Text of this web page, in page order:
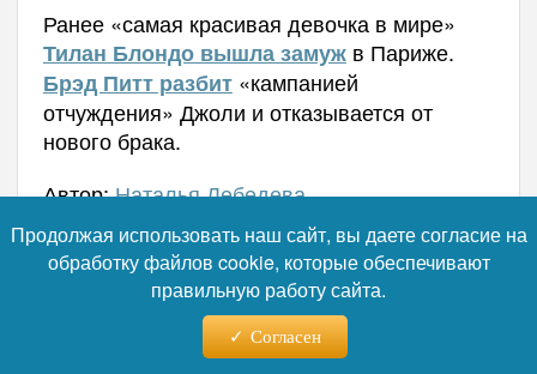
Ранее «самая красивая девочка в мире»
Тилан Блондо вышла замужв Париже.
Брэд Питт разбит «кампанией
отчуждения» Джоли и отказывается от
нового брака.
Автор:Наталья Лебедева
Читайте нас в телеграм
Продолжая использовать наш сайт, вы даете согласие на
обработку файлов cookie, которые обеспечивают
правильную работу сайта.
Согласен